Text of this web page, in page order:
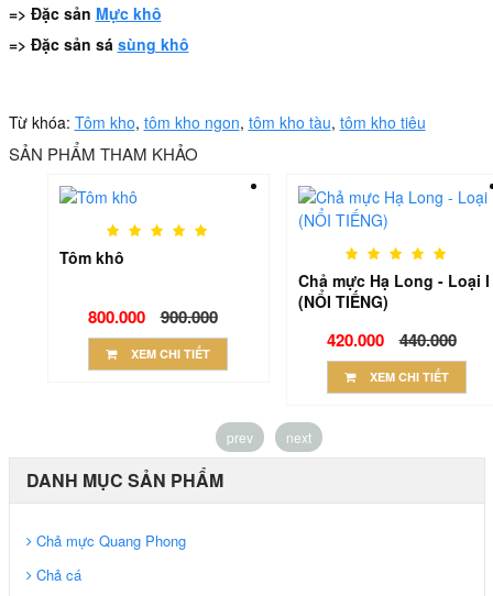
=> Đặc sản Mực khô
=> Đặc sản sá sùng khô
Từ khóa: Tôm kho, tôm kho ngon, tôm kho tàu, tôm kho tiêu
SẢN PHẨM THAM KHẢO
Tôm khô
800.000
Regular
price
900.000
XEM CHI TIẾT
Chả mực Hạ Long - Loại I
(NỔI TIẾNG)
420.000
Regular
price
440.000
XEM CHI TIẾT
prev next
DANH MỤC SẢN PHẨM
Chả mực Quang Phong
Chả cá